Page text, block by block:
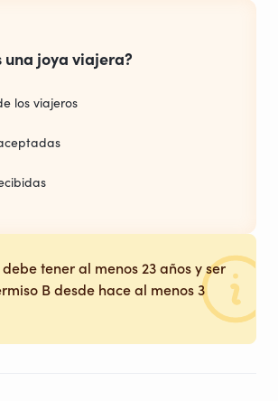
una joya viajera?
los viajeros
tener al menos 23 años y ser
B desde hace al menos 3